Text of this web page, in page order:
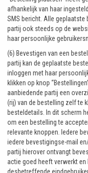
afhankelijk van haar
SMS bericht. Alle geplaatste
partij ook steeds op de
haar persoonlijke
(6) Bevestigen van een
partij kan de geplaatste
inloggen met haar
klikken op knop
aanbiedende partij een
(rij) van de bestelling zelf te
besteldetails. In dit scherm
om een bestelling te
relevante knoppen. Iedere
iedere bevestigingse-mail
partij hierover ontvangt
actie goed heeft verwerkt